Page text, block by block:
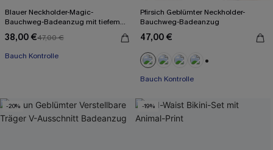
Blauer Neckholder-Magic-
Bauchweg-Badeanzug mit tiefem
Ausschnitt
38,00 €47,00 €
Bauch Kontrolle
Pfirsich Geblümter Neckholder-
Bauchweg-Badeanzug
47,00 €
Bauch Kontrolle
-20% -19%